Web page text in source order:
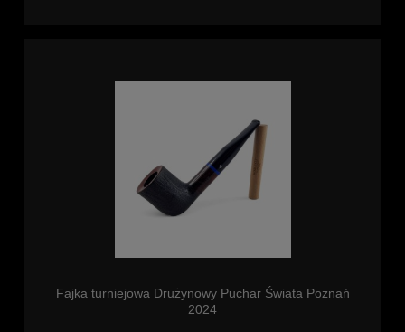
Fajka turniejowa Drużynowy Puchar Świata Poznań
2024